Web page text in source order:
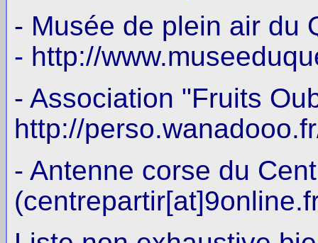
- Musée de plein air du
- http://
- Association "Fruits
http://
- Antenne corse du